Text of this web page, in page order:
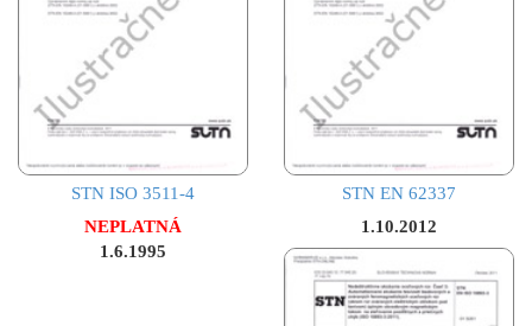
STN ISO 3511-4
NEPLATNÁ
1.6.1995
STN EN 62337
1.10.2012